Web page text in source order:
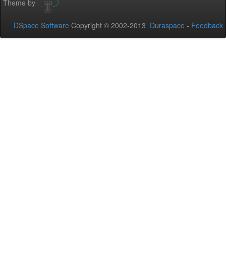
Theme by
DSpace Software Copyright © 2002-2013 Duraspace - Feedback